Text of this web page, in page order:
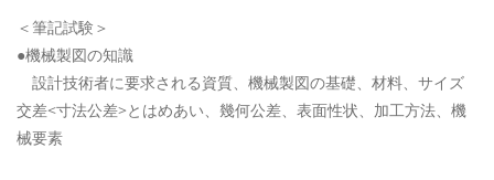
＜筆記試験＞
●機械製図の知識
設計技術者に要求される資質、機械製図の基礎、材料、サイズ
交差<寸法公差>とはめあい、幾何公差、表面性状、加工方法、機
械要素